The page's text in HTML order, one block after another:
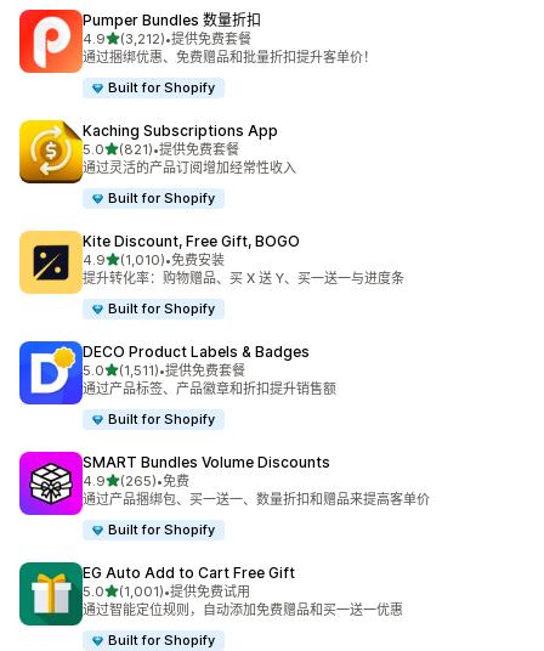
Pumper Bundles 数量折扣
4.9星（满分 5 星）
(3,212)
总共 3212 条评论
•提供免费套餐
通过捆绑优惠、免费赠品和批量折扣提升客单价！
Built for Shopify
Kaching Subscriptions App
5.0星（满分 5 星）
(821)
总共 821 条评论
•提供免费套餐
通过灵活的产品订阅增加经常性收入
Built for Shopify
Kite Discount, Free Gift, BOGO
4.9星（满分 5 星）
(1,010)
总共 1010 条评论
•免费安装
提升转化率：购物赠品、买 X 送 Y、买一送一与进度条
Built for Shopify
DECO Product Labels & Badges
5.0星（满分 5 星）
(1,511)
总共 1511 条评论
•提供免费套餐
通过产品标签、产品徽章和折扣提升销售额
Built for Shopify
SMART Bundles Volume Discounts
4.9星（满分 5 星）
(265)
总共 265 条评论
•免费
通过产品捆绑包、买一送一、数量折扣和赠品来提高客单价
Built for Shopify
EG Auto Add to Cart Free Gift
5.0星（满分 5 星）
(1,001)
总共 1001 条评论
•提供免费试用
通过智能定位规则，自动添加免费赠品和买一送一优惠
Built for Shopify